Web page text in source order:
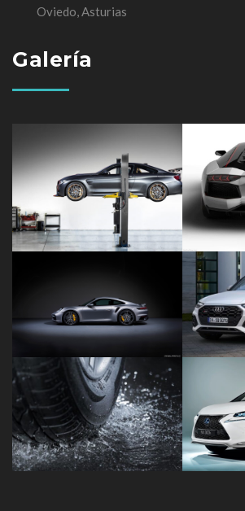
Oviedo, Asturias
Galería